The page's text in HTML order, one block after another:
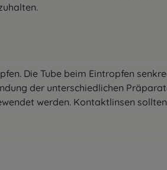
Die Tube beim Eintropfen
der unterschiedlichen
werden. Kontaktlinsen